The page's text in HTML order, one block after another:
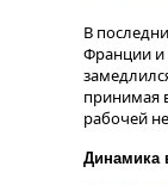
В
Франции и
принимая
рабочей
Динамика